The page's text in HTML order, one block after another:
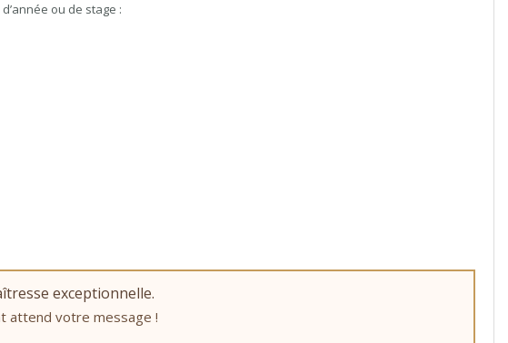
ou de stage :
exceptionnelle.
attend votre message !